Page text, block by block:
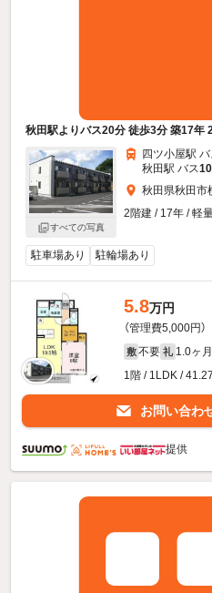
秋田駅よりバス20分 徒歩3分 築17年
すべての写真
四ツ小屋駅 バ
秋田駅 バス10
秋田県秋田市
2階建 / 17年 / 軽
駐車場あり 駐輪場あり
5.8万円
（管理費5,000円）
敷 不要 礼 1.0ヶ月
1階 / 1LDK /
お問い合わ
提供